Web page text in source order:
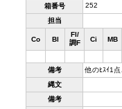
箱番号 252
担当
Co Bl
Fl/
調F
Ci MB
備考
他のﾋｽｲ1
縄文
備考